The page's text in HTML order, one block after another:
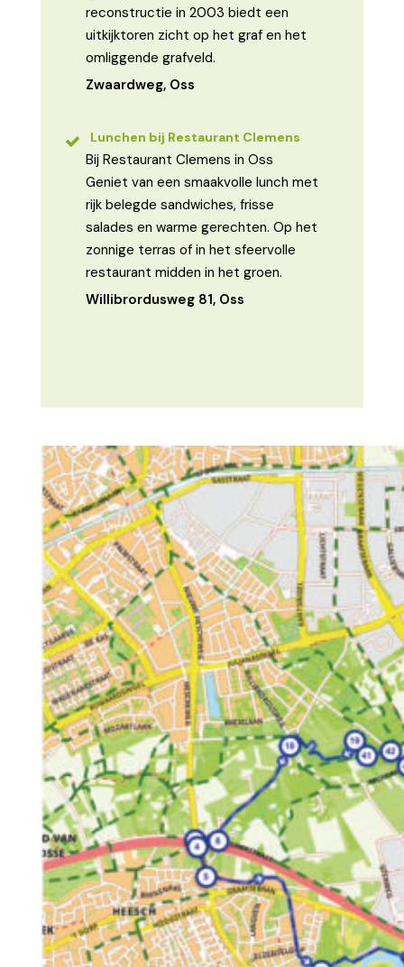
reconstructie in 2003 biedt een
uitkijktoren zicht op het graf en het
omliggende grafveld.
Zwaardweg, Oss
Lunchen bij Restaurant Clemens
Bij Restaurant Clemens in Oss
Geniet van een smaakvolle lunch met
rijk belegde sandwiches, frisse
salades en warme gerechten. Op het
zonnige terras of in het sfeervolle
restaurant midden in het groen.
Willibrordusweg 81, Oss